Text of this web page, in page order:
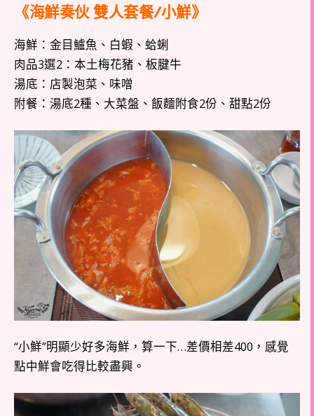
《海鮮奏伙 雙人套餐/小鮮》
海鮮：金目鱸魚、白蝦、蛤蜊
肉品3選2：本土梅花豬、板腱牛
湯底：店製泡菜、味噌
附餐：湯底2種、大菜盤、飯麵附食2份、甜點2份
“小鮮”明顯少好多海鮮，算一下…差價相差400，感覺
點中鮮會吃得比較盡興。